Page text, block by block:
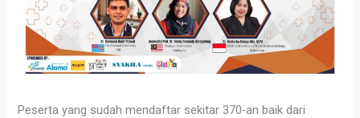
Peserta yang sudah mendaftar sekitar 370-an baik dari